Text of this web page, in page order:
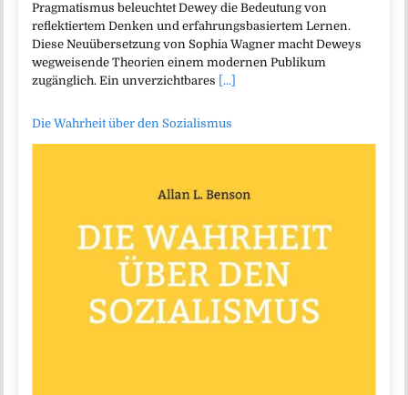
Pragmatismus beleuchtet Dewey die Bedeutung von
reflektiertem Denken und erfahrungsbasiertem Lernen.
Diese Neuübersetzung von Sophia Wagner macht Deweys
wegweisende Theorien einem modernen Publikum
zugänglich. Ein unverzichtbares [...]
Die Wahrheit über den Sozialismus